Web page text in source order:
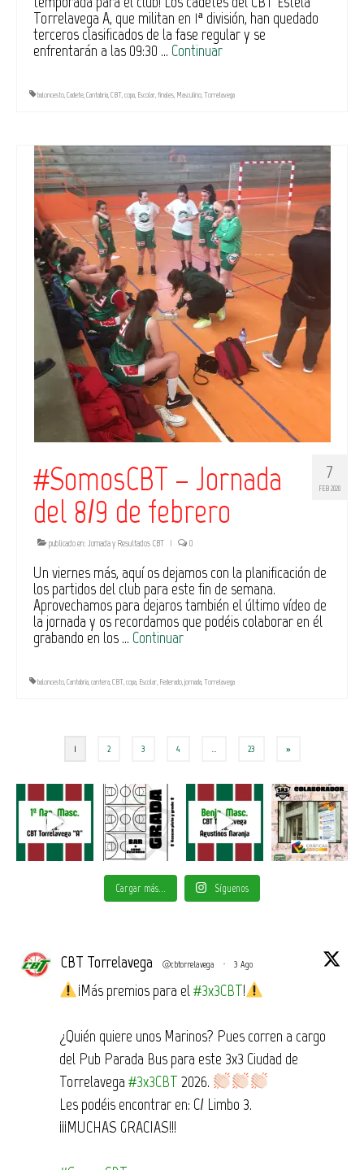
Torrelavega A, que militan en 1ª división, han quedado
terceros clasificados de la fase regular y se
enfrentarán a las 09:30 … Continuar
baloncesto,Cadete,Cantabria,CBT,copa, Escolar,finales, Masculino,Torrelavega
7
FEB 2020
#SomosCBT – Jornada
del 8/9 de febrero
publicado en: Jornada y Resultados CBT | 0
Un viernes más, aquí os dejamos con la planificación de
los partidos del club para este fin de semana.
Aprovechamos para dejaros también el último vídeo de
la jornada y os recordamos que podéis colaborar en él
grabando en los … Continuar
baloncesto,Cantabria,cantera,CBT,copa, Escolar, Federado,jornada,Torrelavega
Paginación
de
entradas
1 2 3 4 … 23 »
Cargar más... Síguenos
CBT Torrelavega @cbtorrelavega · 3 Ago
¡Más premios para el #3x3CBT!
¿Quién quiere unos Marinos? Pues corren a cargo
del Pub Parada Bus para este 3x3 Ciudad de
Torrelavega #3x3CBT 2026.
Les podéis encontrar en: C/ Limbo 3.
¡¡¡MUCHAS GRACIAS!!!